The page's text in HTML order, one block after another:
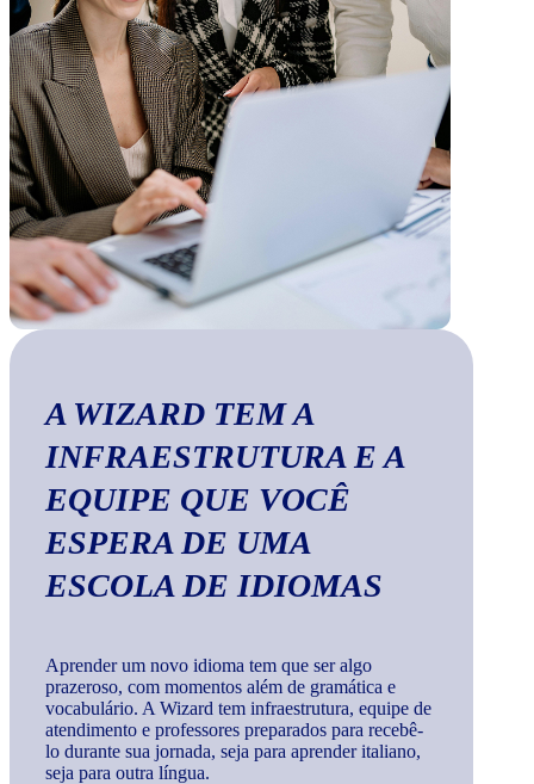
A WIZARD TEM A
INFRAESTRUTURA E A
EQUIPE QUE VOCÊ
ESPERA DE UMA
ESCOLA DE IDIOMAS
Aprender um novo idioma tem que ser algo
prazeroso, com momentos além de gramática e
vocabulário. A Wizard tem infraestrutura, equipe de
atendimento e professores preparados para recebê-
lo durante sua jornada, seja para aprender italiano,
seja para outra língua.